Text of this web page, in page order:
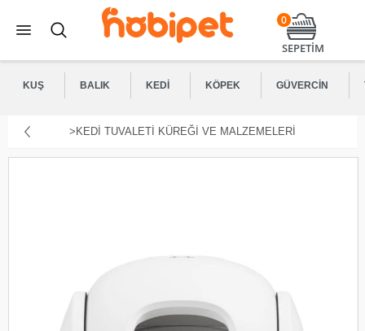
0
SEPETİM
KUŞ BALIK KEDI KÖPEK GÜVERCIN
>KEDI TUVALETI KÜREĞI VE MALZEMELERI